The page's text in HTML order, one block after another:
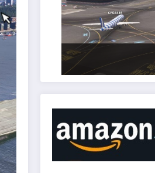
FSLTL Traffic:
klappt!